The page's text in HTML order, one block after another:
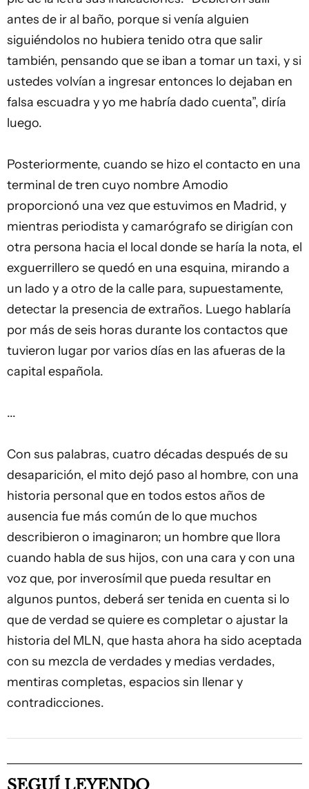
antes de ir al baño, porque si venía alguien
siguiéndolos no hubiera tenido otra que salir
también, pensando que se iban a tomar un taxi, y si
ustedes volvían a ingresar entonces lo dejaban en
falsa escuadra y yo me habría dado cuenta”, diría
luego.
Posteriormente, cuando se hizo el contacto en una
terminal de tren cuyo nombre Amodio
proporcionó una vez que estuvimos en Madrid, y
mientras periodista y camarógrafo se dirigían con
otra persona hacia el local donde se haría la nota, el
exguerrillero se quedó en una esquina, mirando a
un lado y a otro de la calle para, supuestamente,
detectar la presencia de extraños. Luego hablaría
por más de seis horas durante los contactos que
tuvieron lugar por varios días en las afueras de la
capital española.
...
Con sus palabras, cuatro décadas después de su
desaparición, el mito dejó paso al hombre, con una
historia personal que en todos estos años de
ausencia fue más común de lo que muchos
describieron o imaginaron; un hombre que llora
cuando habla de sus hijos, con una cara y con una
voz que, por inverosímil que pueda resultar en
algunos puntos, deberá ser tenida en cuenta si lo
que de verdad se quiere es completar o ajustar la
historia del MLN, que hasta ahora ha sido aceptada
con su mezcla de verdades y medias verdades,
mentiras completas, espacios sin llenar y
contradicciones.
SEGUÍ LEYENDO